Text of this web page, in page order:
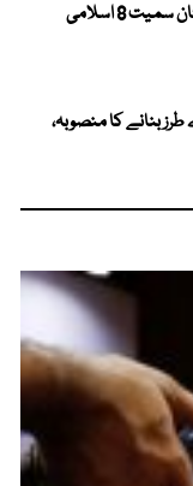
غزہ میں اسرائیلی کارروائیوں پر پاکستان سمیت 8 اسلامی
بنانے کا منصوبہ،